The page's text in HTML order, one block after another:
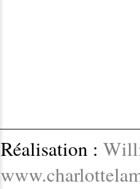
Réalisation :